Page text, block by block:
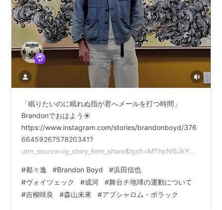
「眠りたいのに眠れぬ指が君へメールを打つ時間」
Brandonでおはよう☀
https://www.instagram.com/stories/brandonboyd/376
6645926757820341?
utm_source=ig_story_item_share&igsh=MThpNGJkYmN
https://www.instagram.com/stories/brandonboyd/376
6645926757820341?
utm_source=ig_story_item_share&igsh=MThpNGJkYmN
#都々逸 #Brandon Boyd #浜田信也
#ヴォイツェック #成河 #舞台チ地球の運動について
#吉柳咲良 #森山未來 #アブシャロム・ポラック